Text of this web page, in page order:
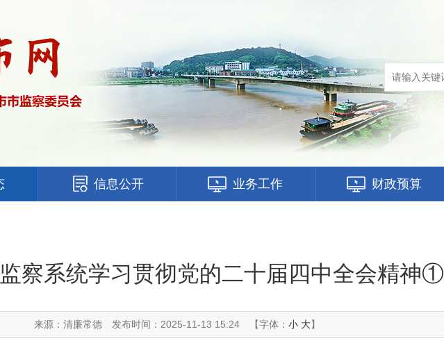
信息公开 业务工作 财政预算
察系统学习贯彻党的二十届四中全会精神①
来源：清廉常德 发布时间：2025-11-13 15:24 【字体： 小 大】